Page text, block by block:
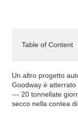
Table of Content
Un altro progetto
Goodway è
--- 20 tonnellate
secco nella contea